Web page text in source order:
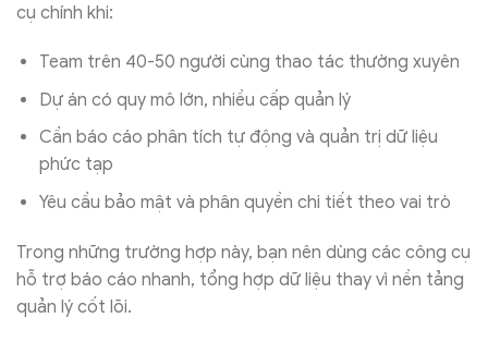
cụ chính khi:
Team trên 40-50 người cùng thao tác thường xuyên
Dự án có quy mô lớn, nhiều cấp quản lý
Cần báo cáo phân tích tự động và quản trị dữ liệu
phức tạp
Yêu cầu bảo mật và phân quyền chi tiết theo vai trò
Trong những trường hợp này, bạn nên dùng các công cụ
hỗ trợ báo cáo nhanh, tổng hợp dữ liệu thay vì nền tảng
quản lý cốt lõi.